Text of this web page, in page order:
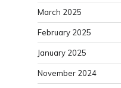
March 2025
February 2025
January 2025
November 2024